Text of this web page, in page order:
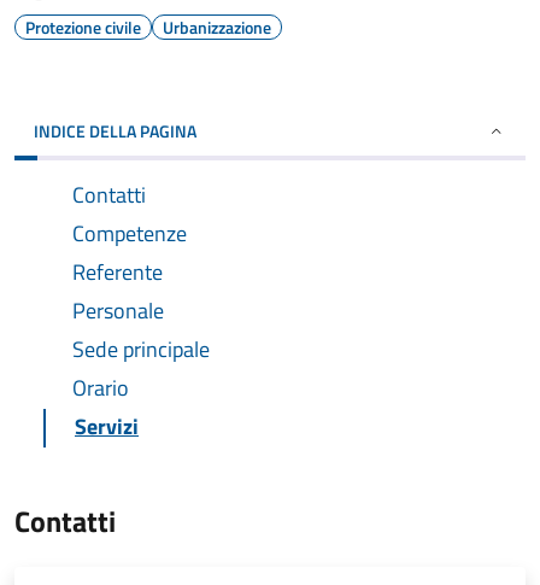
Protezione civile Urbanizzazione
INDICE DELLA PAGINA
Contatti
Competenze
Referente
Personale
Sede principale
Orario
Servizi
Contatti